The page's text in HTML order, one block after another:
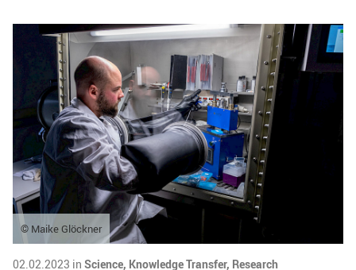
© Maike Glöckner
02.02.2023 in Science, Knowledge Transfer, Research